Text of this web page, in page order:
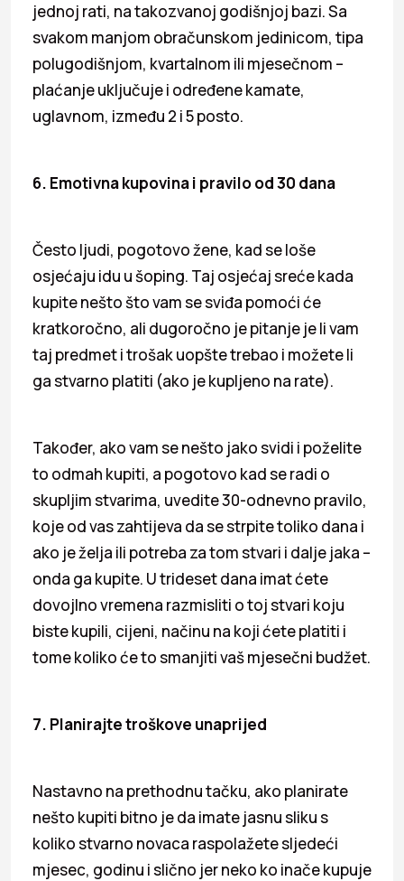
jednoj rati, na takozvanoj godišnjoj bazi. Sa
svakom manjom obračunskom jedinicom, tipa
polugodišnjom, kvartalnom ili mjesečnom –
plaćanje uključuje i određene kamate,
uglavnom, između 2 i 5 posto.
6. Emotivna kupovina i pravilo od 30 dana
Često ljudi, pogotovo žene, kad se loše
osjećaju idu u šoping. Taj osjećaj sreće kada
kupite nešto što vam se sviđa pomoći će
kratkoročno, ali dugoročno je pitanje je li vam
taj predmet i trošak uopšte trebao i možete li
ga stvarno platiti (ako je kupljeno na rate).
Također, ako vam se nešto jako svidi i poželite
to odmah kupiti, a pogotovo kad se radi o
skupljim stvarima, uvedite 30-odnevno pravilo,
koje od vas zahtijeva da se strpite toliko dana i
ako je želja ili potreba za tom stvari i dalje jaka –
onda ga kupite. U trideset dana imat ćete
dovojlno vremena razmisliti o toj stvari koju
biste kupili, cijeni, načinu na koji ćete platiti i
tome koliko će to smanjiti vaš mjesečni budžet.
7. Planirajte troškove unaprijed
Nastavno na prethodnu tačku, ako planirate
nešto kupiti bitno je da imate jasnu sliku s
koliko stvarno novaca raspolažete sljedeći
mjesec, godinu i slično jer neko ko inače kupuje